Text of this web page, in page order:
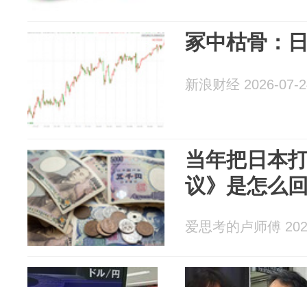
冢中枯骨：
新浪财经 2026-07-
当年把日本
议》是怎么
爱思考的卢师傅